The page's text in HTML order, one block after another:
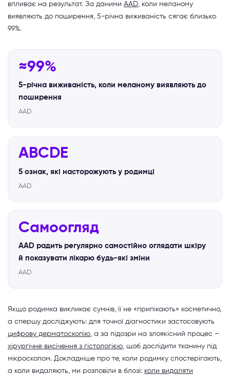
впливає на результат. За даними AAD, коли меланому
виявляють до поширення, 5-річна виживаність сягає близько
99%.
≈99%
5-річна виживаність, коли меланому виявляють до
поширення
AAD
ABCDE
5 ознак, які насторожують у родимці
AAD
Самоогляд
AAD радить регулярно самостійно оглядати шкіру
й показувати лікарю будь-які зміни
AAD
Якщо родимка викликає сумнів, її не «припікають» косметично,
а спершу досліджують: для точної діагностики застосовують
цифрову дерматоскопію, а за підозри на злоякісний процес –
хірургічне висічення з гістологією, щоб дослідити тканину під
мікроскопом. Докладніше про те, коли родимку спостерігають,
а коли видаляють, ми розповіли в блозі: коли видаляти